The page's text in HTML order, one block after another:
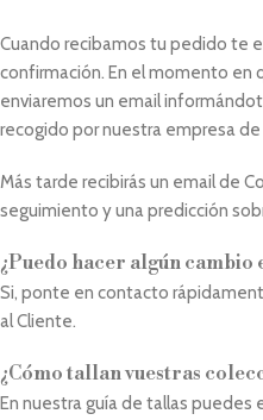
Cuando recibamos tu pedido te
confirmación. En el momento
enviaremos un email
recogido por nuestra empresa
Más tarde recibirás un email de
seguimiento y una predicción
¿Puedo hacer algún cambio
Si, ponte en contacto
al Cliente.
¿Cómo tallan vuestras
En nuestra guía de tallas puedes